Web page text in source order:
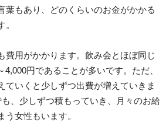
葉もあり、どのくらいのお金がかかる
費用がかかります。飲み会とほぼ同じ
4,000円であることが多いです。ただ、
ていくと少しずつ出費が増えていきま
、少しずつ積もっていき、月々のお給
女性もいます。